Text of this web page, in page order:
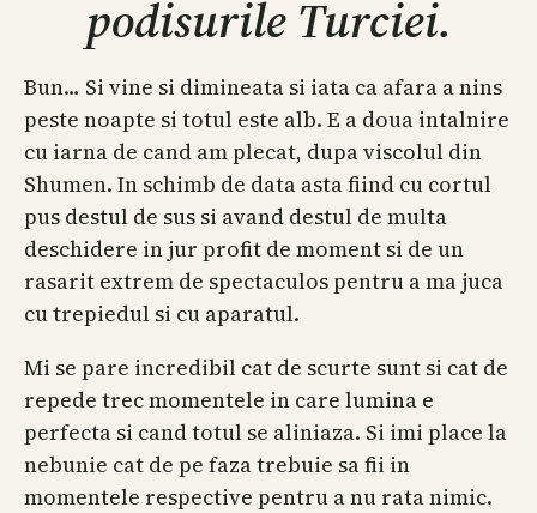
podisurile Turciei.
Bun… Si vine si dimineata si iata ca afara a nins
peste noapte si totul este alb. E a doua intalnire
cu iarna de cand am plecat, dupa viscolul din
Shumen. In schimb de data asta fiind cu cortul
pus destul de sus si avand destul de multa
deschidere in jur profit de moment si de un
rasarit extrem de spectaculos pentru a ma juca
cu trepiedul si cu aparatul.
Mi se pare incredibil cat de scurte sunt si cat de
repede trec momentele in care lumina e
perfecta si cand totul se aliniaza. Si imi place la
nebunie cat de pe faza trebuie sa fii in
momentele respective pentru a nu rata nimic.